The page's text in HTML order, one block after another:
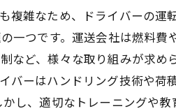
複雑なため、ドライバーの運
一つです。運送会社は燃料費
ど、様々な取り組みが求め
ーはハンドリング技術や荷
し、適切なトレーニングや